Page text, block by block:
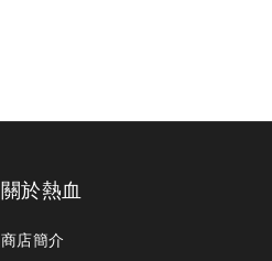
關於熱血
商店簡介